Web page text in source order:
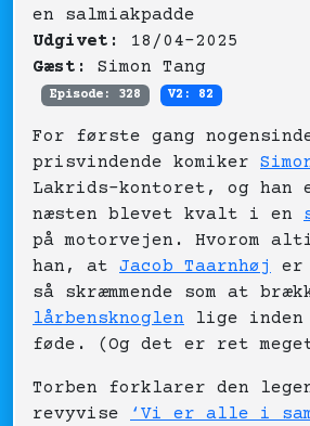
en salmiakpadde
Udgivet:
18/04-2025
Gæst:
Simon Tang
Episode: 328 V2: 82
For første gang
prisvindende komiker
Lakrids-kontoret, og han
næsten blevet kvalt i en
på motorvejen. Hvorom
han, at Jacob Taarnhøj
er
så skræmmende som at
lårbensknoglen lige inden
føde. (Og det er ret
Torben forklarer den
revyvise
‘Vi er alle i